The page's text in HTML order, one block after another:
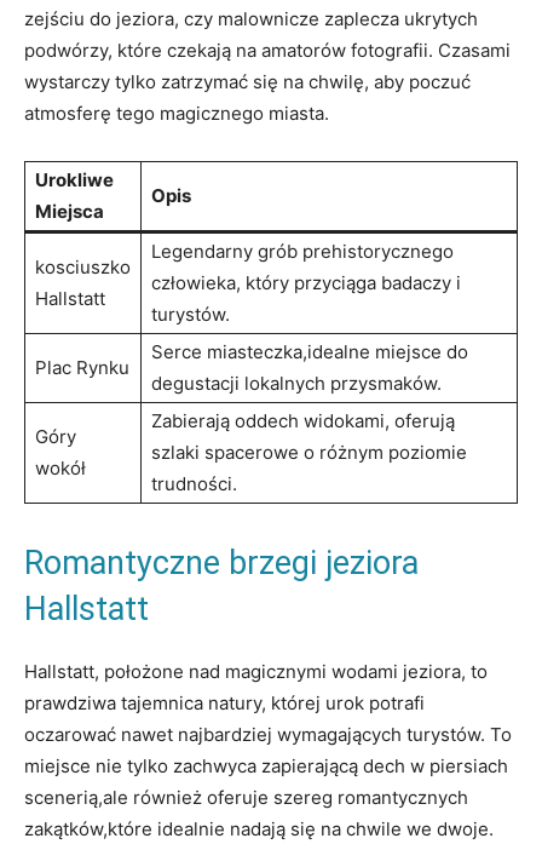
zejściu do⁣ jeziora, czy malownicze zaplecza ukrytych⁤
podwórzy, które czekają na‌ amatorów fotografii. Czasami
wystarczy tylko ‍zatrzymać się na chwilę, aby poczuć
atmosferę tego magicznego miasta.
Urokliwe ​
Miejsca
Opis
kosciuszko
Hallstatt
Legendarny grób prehistorycznego
człowieka, który przyciąga badaczy i
turystów.
Plac Rynku
Serce miasteczka,idealne miejsce do
degustacji lokalnych przysmaków.
Góry
wokół
Zabierają oddech widokami, oferują
szlaki ​spacerowe⁣ o różnym poziomie
trudności.
Romantyczne brzegi jeziora
Hallstatt
Hallstatt, położone nad magicznymi wodami jeziora, to
prawdziwa tajemnica natury, której urok potrafi
oczarować nawet najbardziej wymagających⁤ turystów. To
miejsce nie⁣ tylko zachwyca ⁢zapierającą dech w piersiach
scenerią,ale również oferuje‌ szereg romantycznych
zakątków,które idealnie⁤ nadają się na chwile we dwoje.